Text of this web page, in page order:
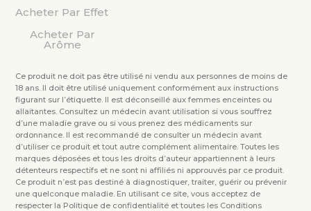
Acheter Par Effet
Acheter Par
Arôme
Ce produit ne doit pas être utilisé ni vendu aux personnes de moins de
18 ans. Il doit être utilisé uniquement conformément aux instructions
figurant sur l’étiquette. Il est déconseillé aux femmes enceintes ou
allaitantes. Consultez un médecin avant utilisation si vous souffrez
d’une maladie grave ou si vous prenez des médicaments sur
ordonnance. Il est recommandé de consulter un médecin avant
d’utiliser ce produit et tout autre complément alimentaire. Toutes les
marques déposées et tous les droits d’auteur appartiennent à leurs
détenteurs respectifs et ne sont ni affiliés ni approuvés par ce produit.
Ce produit n’est pas destiné à diagnostiquer, traiter, guérir ou prévenir
une quelconque maladie. En utilisant ce site, vous acceptez de
respecter la Politique de confidentialité et toutes les Conditions